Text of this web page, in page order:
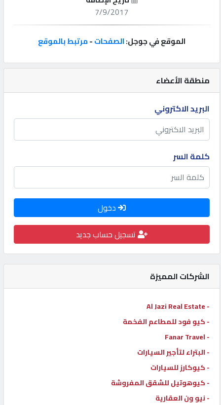
إتصل
إعلانات
المنتدى
كيو
مزاد
كيو
نمبر
كارز
كيو
ماركت
الدليل
القطري
POWERED
QHOST
منطقة الأعضاء
البريد الاكتروني
كلمة السر
دخول
تسجيل حساب جديد
الشركات المميزة
- Al Jazi Real Estate
- كيو فود للمطاعم الفخمة
- Fanar Travel
- البتراء لتأجير السيارات
- كيوكارز للسيارات
- كيوهوتيل للشقق المفروشة
- نيو ون العقارية
7/9/2017
الموقع في جوجل:الصفحات-مرتبط بالموقع